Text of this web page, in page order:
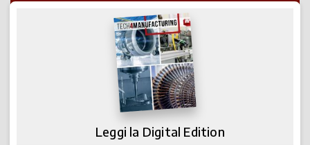
Leggi la Digital Edition